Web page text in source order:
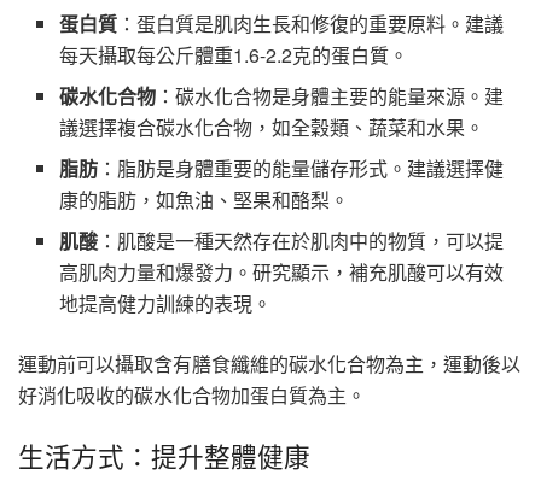
蛋白質 ：蛋白質是肌肉生長和修復的重要原料。建議
每天攝取每公斤體重1.6-2.2克的蛋白質。
碳水化合物 ：碳水化合物是身體主要的能量來源。建
議選擇複合碳水化合物，如全穀類、蔬菜和水果。
脂肪 ：脂肪是身體重要的能量儲存形式。建議選擇健
康的脂肪，如魚油、堅果和酪梨。
肌酸 ：肌酸是一種天然存在於肌肉中的物質，可以提
高肌肉力量和爆發力。研究顯示，補充肌酸可以有效
地提高健力訓練的表現。
運動前可以攝取含有膳食纖維的碳水化合物為主，運動後以
好消化吸收的碳水化合物加蛋白質為主。
生活方式：提升整體健康